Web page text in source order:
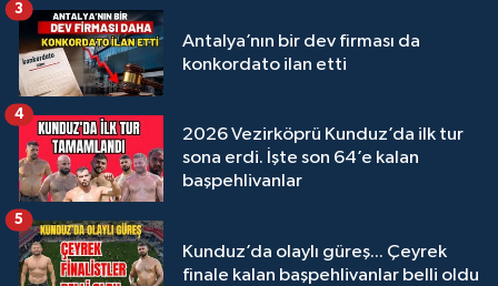
Antalya’nın bir dev firması da
konkordato ilan etti
3
2026 Vezirköprü Kunduz’da ilk tur
sona erdi. İşte son 64’e kalan
başpehlivanlar
4
Kunduz’da olaylı güreş... Çeyrek
finale kalan başpehlivanlar belli oldu
5